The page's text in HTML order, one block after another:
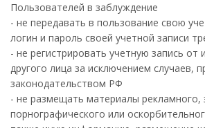
Пользователей в заблуждение
- не передавать в пользование свою
логин и пароль своей учетной записи
- не регистрировать учетную запись от
другого лица за исключением случаев,
законодательством РФ
- не размещать материалы рекламного,
порнографического или